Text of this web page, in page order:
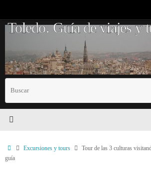
contenido
Toledo. Guía de viajes y
InicioExcursiones y tours
Tour de las 3 culturas
guía